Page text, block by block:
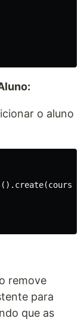
o aluno
remove
para
que as